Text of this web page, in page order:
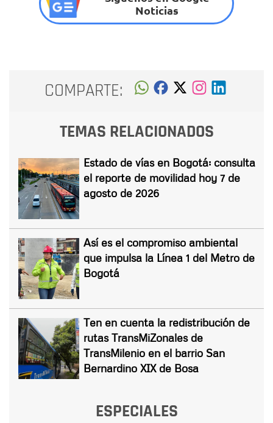
Noticias
COMPARTE:
TEMAS RELACIONADOS
Estado de vías en Bogotá: consulta
el reporte de movilidad hoy 7 de
agosto de 2026
Así es el compromiso ambiental
que impulsa la Línea 1 del Metro de
Bogotá
Ten en cuenta la redistribución de
rutas TransMiZonales de
TransMilenio en el barrio San
Bernardino XIX de Bosa
ESPECIALES